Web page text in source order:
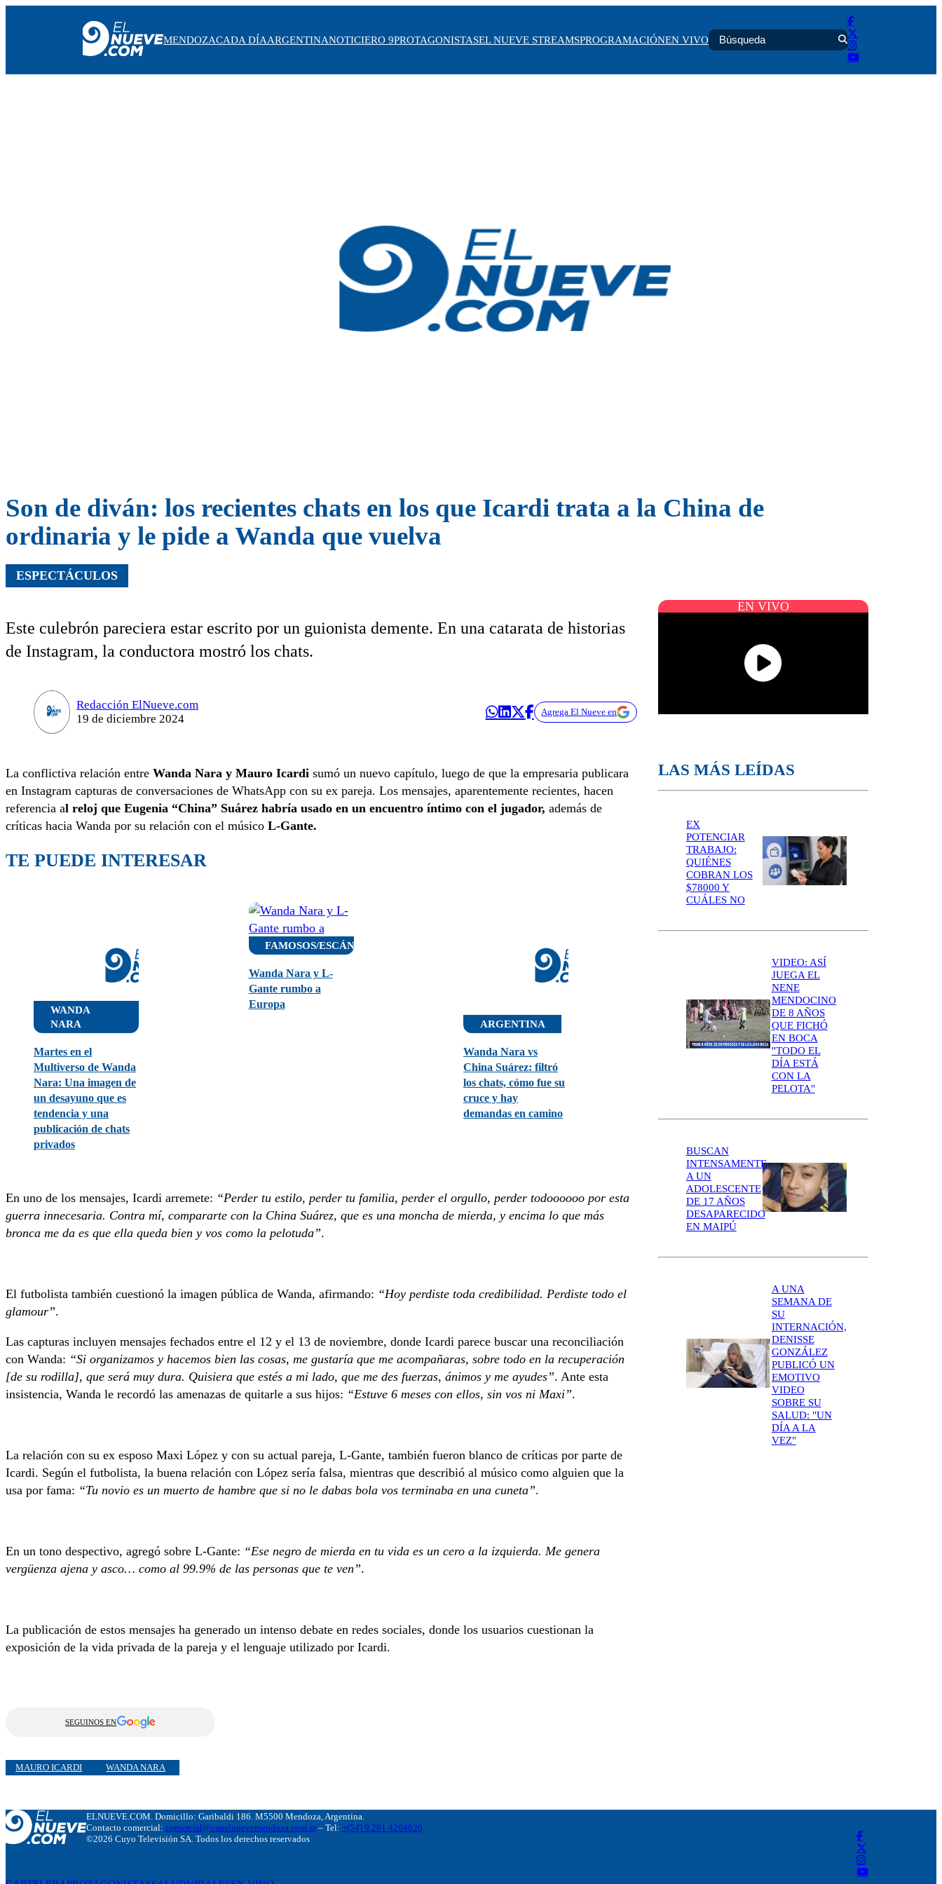
MENDOZACADA DÍAARGENTINANOTICIERO 9PROTAGONISTASEL NUEVE STREAMSPROGRAMACIÓNEN VIVO
Son de diván: los recientes chats en los que Icardi trata a la China de
ordinaria y le pide a Wanda que vuelva
ESPECTÁCULOS
Este culebrón pareciera estar escrito por un guionista demente. En una catarata de historias
de Instagram, la conductora mostró los chats.
Redacción ElNueve.com
19 de diciembre 2024
Agrega El Nueve en
La conflictiva relación entre Wanda Nara y Mauro Icardi sumó un nuevo capítulo, luego de que la empresaria publicara
en Instagram capturas de conversaciones de WhatsApp con su ex pareja. Los mensajes, aparentemente recientes, hacen
referencia al reloj que Eugenia “China” Suárez habría usado en un encuentro íntimo con el jugador, además de
críticas hacia Wanda por su relación con el músico L-Gante.
TE PUEDE INTERESAR
WANDA
NARA
Martes en el
Multiverso de Wanda
Nara: Una imagen de
un desayuno que es
tendencia y una
publicación de chats
privados
FAMOSOS/ESCÁNDALOS
Wanda Nara y L-
Gante rumbo a
Europa
ARGENTINA
Wanda Nara vs
China Suárez: filtró
los chats, cómo fue su
cruce y hay
demandas en camino
En uno de los mensajes, Icardi arremete: “Perder tu estilo, perder tu familia, perder el orgullo, perder todoooooo por esta
guerra innecesaria. Contra mí, compararte con la China Suárez, que es una moncha de mierda, y encima lo que más
bronca me da es que ella queda bien y vos como la pelotuda”.
El futbolista también cuestionó la imagen pública de Wanda, afirmando: “Hoy perdiste toda credibilidad. Perdiste todo el
glamour”.
Las capturas incluyen mensajes fechados entre el 12 y el 13 de noviembre, donde Icardi parece buscar una reconciliación
con Wanda: “Si organizamos y hacemos bien las cosas, me gustaría que me acompañaras, sobre todo en la recuperación
[de su rodilla], que será muy dura. Quisiera que estés a mi lado, que me des fuerzas, ánimos y me ayudes”. Ante esta
insistencia, Wanda le recordó las amenazas de quitarle a sus hijos: “Estuve 6 meses con ellos, sin vos ni Maxi”.
La relación con su ex esposo Maxi López y con su actual pareja, L-Gante, también fueron blanco de críticas por parte de
Icardi. Según el futbolista, la buena relación con López sería falsa, mientras que describió al músico como alguien que la
usa por fama: “Tu novio es un muerto de hambre que si no le dabas bola vos terminaba en una cuneta”.
En un tono despectivo, agregó sobre L-Gante: “Ese negro de mierda en tu vida es un cero a la izquierda. Me genera
vergüenza ajena y asco… como al 99.9% de las personas que te ven”.
La publicación de estos mensajes ha generado un intenso debate en redes sociales, donde los usuarios cuestionan la
exposición de la vida privada de la pareja y el lenguaje utilizado por Icardi.
SEGUINOS EN
MAURO ICARDI WANDA NARA
EN VIVO
LAS MÁS LEÍDAS
EX
POTENCIAR
TRABAJO:
QUIÉNES
COBRAN LOS
$78000 Y
CUÁLES NO
VIDEO: ASÍ
JUEGA EL
NENE
MENDOCINO
DE 8 AÑOS
QUE FICHÓ
EN BOCA
"TODO EL
DÍA ESTÁ
CON LA
PELOTA"
BUSCAN
INTENSAMENTE
A UN
ADOLESCENTE
DE 17 AÑOS
DESAPARECIDO
EN MAIPÚ
A UNA
SEMANA DE
SU
INTERNACIÓN,
DENISSE
GONZÁLEZ
PUBLICÓ UN
EMOTIVO
VIDEO
SOBRE SU
SALUD: "UN
DÍA A LA
VEZ"
ELNUEVE.COM. Domicillo: Garibaldi 186. M5500 Mendoza, Argentina.
Contacto comercial: comercial@canalnuevemendoza.com.ar– Tel: +(54) 9 261 4204020
©2026 Cuyo Televisión SA. Todos los derechos reservados